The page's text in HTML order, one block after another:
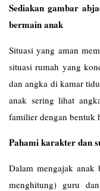
Sediakan gambar
bermain anak
Situasi yang aman
situasi rumah yang
dan angka di kamar
anak sering lihat
familier dengan bentuk
Pahami karakter dan
Dalam mengajak anak
menghitung) guru